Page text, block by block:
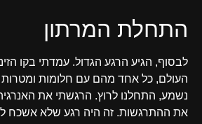
התחלת המרתון
לבסוף, הגיע הרגע הגדול. עמדתי בקו
העולם, כל אחד מהם עם חלומות
נשמע, התחלנו לרוץ. הרגשתי את
את ההתרגשות. זה היה רגע שלא אשכח